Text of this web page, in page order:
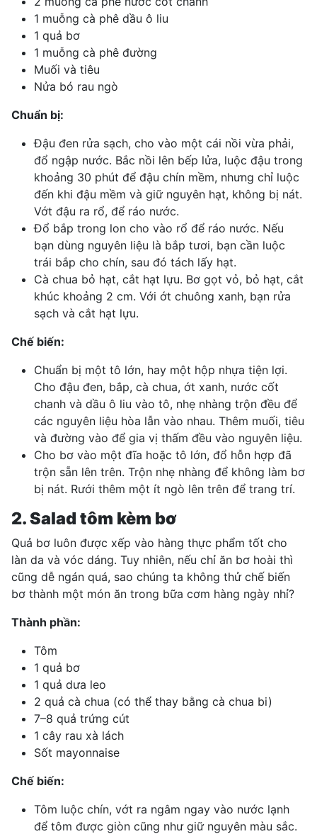
1 muỗng cà phê dầu ô liu
1 quả bơ
1 muỗng cà phê đường
Muối và tiêu
Nửa bó rau ngò
Chuẩn bị:
Đậu đen rửa sạch, cho vào một cái nồi vừa phải,
đổ ngập nước. Bắc nồi lên bếp lửa, luộc đậu trong
khoảng 30 phút để đậu chín mềm, nhưng chỉ luộc
đến khi đậu mềm và giữ nguyên hạt, không bị nát.
Vớt đậu ra rổ, để ráo nước.
Đổ bắp trong lon cho vào rổ để ráo nước. Nếu
bạn dùng nguyên liệu là bắp tươi, bạn cần luộc
trái bắp cho chín, sau đó tách lấy hạt.
Cà chua bỏ hạt, cắt hạt lựu. Bơ gọt vỏ, bỏ hạt, cắt
khúc khoảng 2 cm. Với ớt chuông xanh, bạn rửa
sạch và cắt hạt lựu.
Chế biến:
Chuẩn bị một tô lớn, hay một hộp nhựa tiện lợi.
Cho đậu đen, bắp, cà chua, ớt xanh, nước cốt
chanh và dầu ô liu vào tô, nhẹ nhàng trộn đều để
các nguyên liệu hòa lẫn vào nhau. Thêm muối, tiêu
và đường vào để gia vị thấm đều vào nguyên liệu.
Cho bơ vào một đĩa hoặc tô lớn, đổ hỗn hợp đã
trộn sẵn lên trên. Trộn nhẹ nhàng để không làm bơ
bị nát. Rưới thêm một ít ngò lên trên để trang trí.
2. Salad tôm kèm bơ
Quả bơ luôn được xếp vào hàng thực phẩm tốt cho
làn da và vóc dáng. Tuy nhiên, nếu chỉ ăn bơ hoài thì
cũng dễ ngán quá, sao chúng ta không thử chế biến
bơ thành một món ăn trong bữa cơm hàng ngày nhỉ?
Thành phần:
Tôm
1 quả bơ
1 quả dưa leo
2 quả cà chua (có thể thay bằng cà chua bi)
7–8 quả trứng cút
1 cây rau xà lách
Sốt mayonnaise
Chế biến:
Tôm luộc chín, vớt ra ngâm ngay vào nước lạnh
để tôm được giòn cũng như giữ nguyên màu sắc.